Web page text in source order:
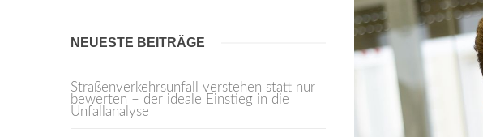
NEUESTE BEITRÄGE
Straßenverkehrsunfall verstehen statt nur
bewerten – der ideale Einstieg in die
Unfallanalyse